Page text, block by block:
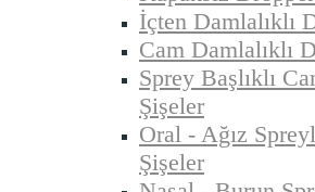
İçten Damlalıklı
Cam Damlalıklı
Sprey Başlıklı
Şişeler
Oral - Ağız
Şişeler